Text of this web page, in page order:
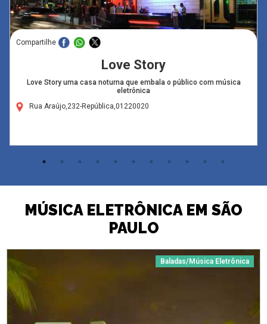
Compartilhe
Love Story
Love Story uma casa noturna que embala o público com música
eletrônica
Rua Araújo,232-República,01220020
MÚSICA ELETRÔNICA EM SÃO
PAULO
Baladas/Música Eletrônica